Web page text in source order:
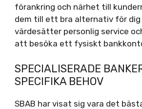
förankring och närhet till
dem till ett bra alternativ för dig
värdesätter personlig service
att besöka ett fysiskt
SPECIALISERADE
SPECIFIKA BEHOV
SBAB har visat sig vara det